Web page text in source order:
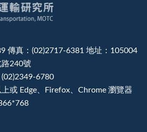
傳真：(02)2717-6381 地址：105004
240號
(02)2349-6780
或 Edge、Firefox、Chrome 瀏覽器